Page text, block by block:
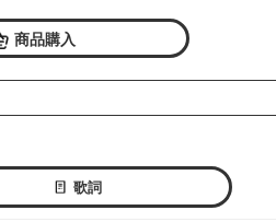
商品購入
歌詞